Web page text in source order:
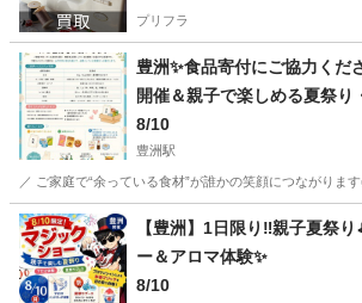
プリフラ
豊洲✨食品寄付にご協力くだ
開催＆親子で楽しめる夏祭り
8/10
豊洲駅
／ ご家庭で“余っている食材”が誰かの笑顔につながり
東京 江東区 豊洲駅 地域/お祭り フード
【豊洲】1日限り‼️親子夏祭
ー＆アロマ体験✨
8/10